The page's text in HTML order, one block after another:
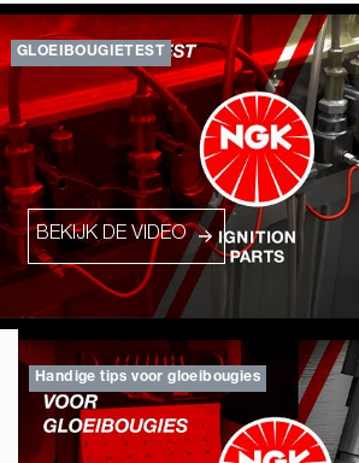
GLOEIBOUGIETEST
BEKIJK DE VIDEO
Handige tips voor gloeibougies